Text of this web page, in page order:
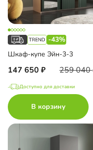
-43%
Шкаф-купе Эйн-3-3
147 650 259 040
Доступно для доставки
В корзину